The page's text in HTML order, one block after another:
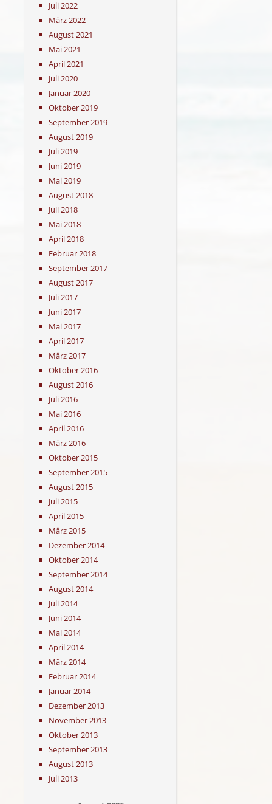
Juli 2022
März 2022
August 2021
Mai 2021
April 2021
Juli 2020
Januar 2020
Oktober 2019
September 2019
August 2019
Juli 2019
Juni 2019
Mai 2019
August 2018
Juli 2018
Mai 2018
April 2018
Februar 2018
September 2017
August 2017
Juli 2017
Juni 2017
Mai 2017
April 2017
März 2017
Oktober 2016
August 2016
Juli 2016
Mai 2016
April 2016
März 2016
Oktober 2015
September 2015
August 2015
Juli 2015
April 2015
März 2015
Dezember 2014
Oktober 2014
September 2014
August 2014
Juli 2014
Juni 2014
Mai 2014
April 2014
März 2014
Februar 2014
Januar 2014
Dezember 2013
November 2013
Oktober 2013
September 2013
August 2013
Juli 2013